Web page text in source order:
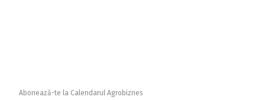
Abonează-te la Calendarul Agrobiznes